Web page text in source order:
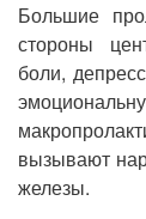
Большие
стороны
боли,
вызывают
железы.